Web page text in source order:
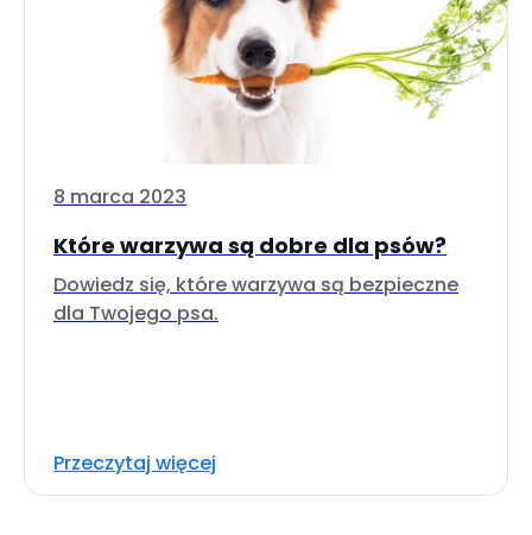
8 marca 2023
Które warzywa są dobre dla psów?
Dowiedz się, które warzywa są bezpieczne
dla Twojego psa.
Przeczytaj więcej